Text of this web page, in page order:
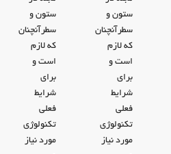
ستون و
سطرآنچنان
که لازم
است و
برای
شرایط
فعلی
تکنولوژی
مورد نیاز
ستون و
سطرآنچنان
که لازم
است و
برای
شرایط
فعلی
تکنولوژی
مورد نیاز